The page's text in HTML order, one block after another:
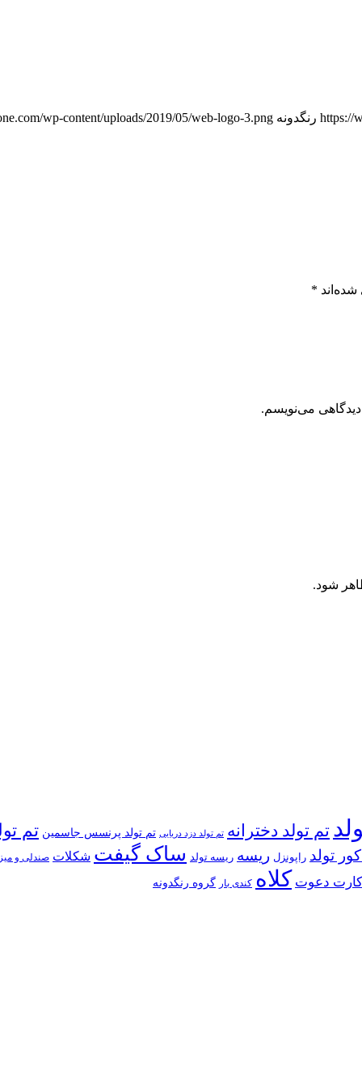
https:// رنگدونه wp-content/uploads/2019/05/web-logo-3.png
*
دیدگاهی می‌نویسم.
شود.
تم تولد دخترانه تم تولد دزد دریایی تم تولد پرنسس جاسمین تم
تولد راپونزل ریسه ریسه تولد ساک گیفت شکلات صندلی و
کارت دعوت کلاه کندی بار گروه رنگدونه